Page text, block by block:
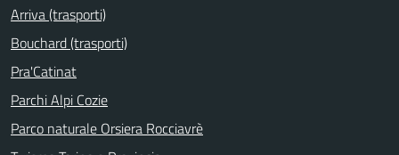
Arriva (trasporti)
Bouchard (trasporti)
Pra'Catinat
Parchi Alpi Cozie
Parco naturale Orsiera Rocciavrè